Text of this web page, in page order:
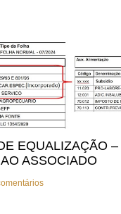
EQUALIZAÇÃO –
ASSOCIADO